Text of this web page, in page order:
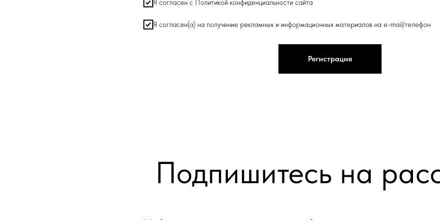
Я согласен с Политикой конфиденциальности сайта
Я согласен(а) на получение рекламных и информационных материалов на e-mail/телефон
Регистрация
Подпишитесь на